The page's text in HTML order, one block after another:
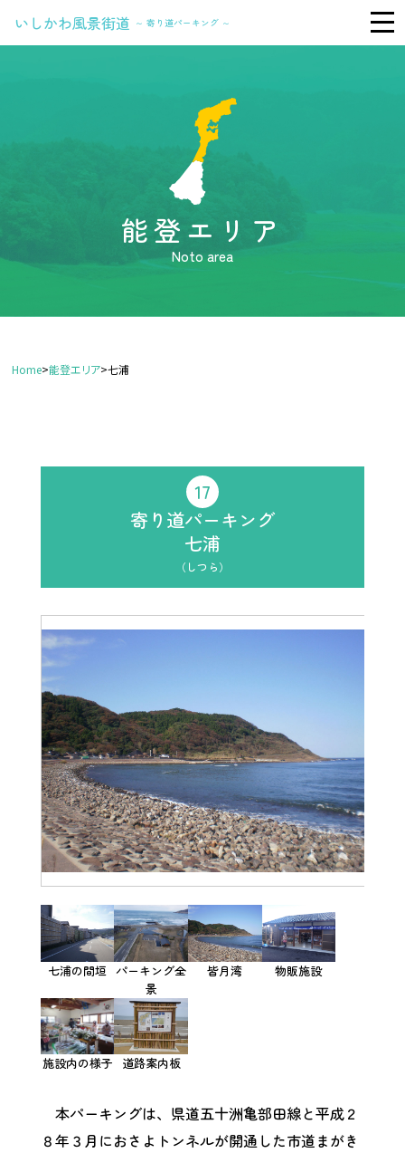
いしかわ風景街道 ～ 寄り道パーキング ～
能 登
加 賀
Foreign Language
能登エリア
Noto area
Home>能登エリア>七浦
17
寄り道パーキング
七浦
（しつら）
七浦の間垣 パーキング全
景
皆月湾 物販施設
施設内の様子 道路案内板
本パーキングは、県道五十洲亀部田線と平成２
８年３月におさよトンネルが開通した市道まがき